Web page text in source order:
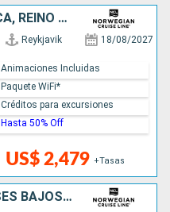
NORUEGA, ISLANDIA, BÉLGICA, REINO UNIDO, PAISES BAJOS
Reykjavik 18/08/2027
US$ 2,479 +Tasas
Animaciones Incluidas
Paquete WiFi*
Créditos para excursiones
Hasta 50% Off
REINO UNIDO, BÉLGICA, PAISES BAJOS, NORUEGA, ISLANDIA